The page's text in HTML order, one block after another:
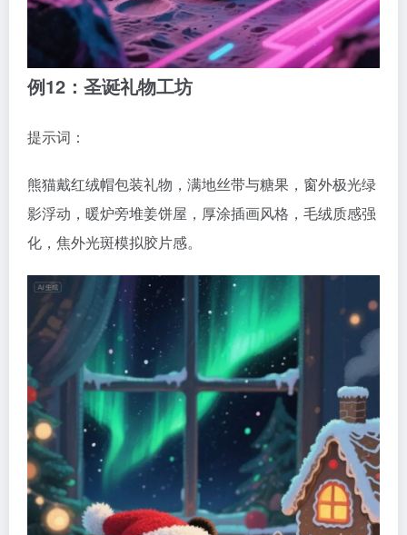
例12：圣诞礼物工坊
提示词：
熊猫戴红绒帽包装礼物，满地丝带与糖果，窗外极光绿
影浮动，暖炉旁堆姜饼屋，厚涂插画风格，毛绒质感强
化，焦外光斑模拟胶片感。